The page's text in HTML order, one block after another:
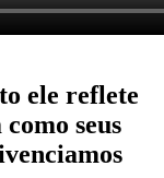
ele reflete
seus